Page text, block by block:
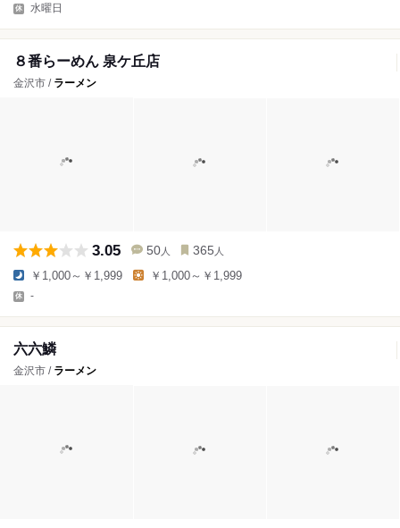
水曜日
８番らーめん 泉ケ丘店
金沢市 / ラーメン
3.05 50 人 365 人
￥1,000～￥1,999 ￥1,000～￥1,999
-
六六鱗
金沢市 / ラーメン